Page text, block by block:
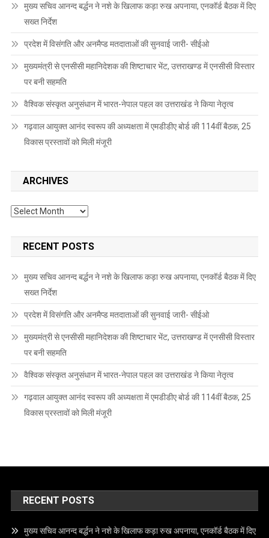
मुख्य सचिव आनन्द बर्द्धन ने नशे के खिलाफ कड़ा रुख अपनाया, एनकॉर्ड बैठक में दिए
सख्त निर्देश
प्रदेश में विसंगति और अनमैप्ड मतदाताओं की सुनवाई जारी- सीईओ
मुख्यमंत्री से एनसीसी महानिदेशक की शिष्टाचार भेंट, उत्तराखण्ड में एनसीसी विस्तार
पर बनी सहमति
वैश्विक संस्कृत अनुसंधान में भारत-नेपाल पहल का उत्तराखंड ने किया नेतृत्व
गढ़वाल आयुक्त आनंद स्वरूप की अध्यक्षता में एमडीडीए बोर्ड की 114वीं बैठक, 25
विकास प्रस्तावों को मिली मंजूरी
ARCHIVES
Archives
RECENT POSTS
मुख्य सचिव आनन्द बर्द्धन ने नशे के खिलाफ कड़ा रुख अपनाया, एनकॉर्ड बैठक में दिए
सख्त निर्देश
प्रदेश में विसंगति और अनमैप्ड मतदाताओं की सुनवाई जारी- सीईओ
मुख्यमंत्री से एनसीसी महानिदेशक की शिष्टाचार भेंट, उत्तराखण्ड में एनसीसी विस्तार
पर बनी सहमति
वैश्विक संस्कृत अनुसंधान में भारत-नेपाल पहल का उत्तराखंड ने किया नेतृत्व
गढ़वाल आयुक्त आनंद स्वरूप की अध्यक्षता में एमडीडीए बोर्ड की 114वीं बैठक, 25
विकास प्रस्तावों को मिली मंजूरी
RECENT POSTS
मुख्य सचिव आनन्द बर्द्धन ने नशे के खिलाफ कड़ा रुख अपनाया, एनकॉर्ड बैठक में दिए